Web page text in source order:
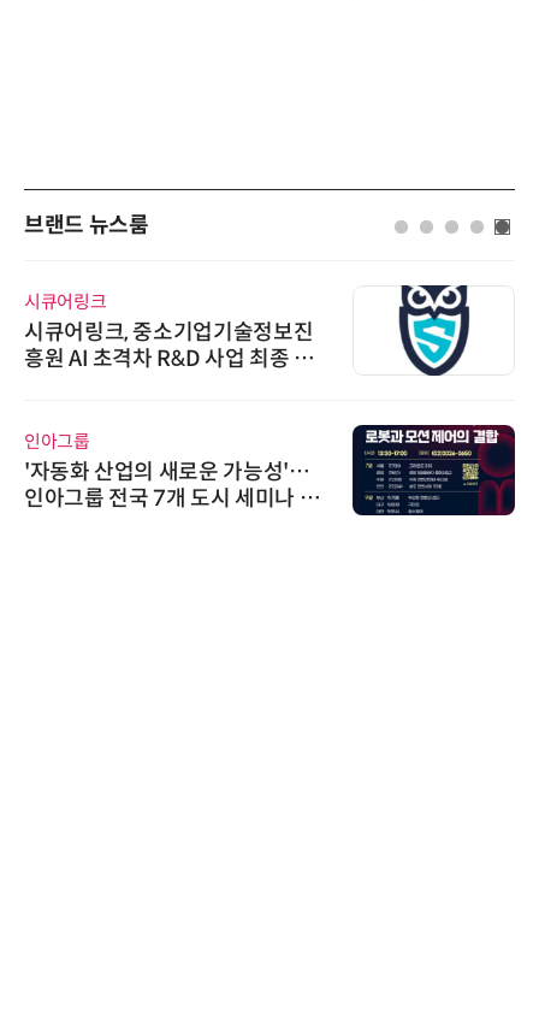
브랜드 뉴스룸
시큐어링크
시큐어링크, 중소기업기술정보진
흥원 AI 초격차 R&D 사업 최종 선
인아그룹
'자동화 산업의 새로운 가능성'…
인아그룹 전국 7개 도시 세미나 페